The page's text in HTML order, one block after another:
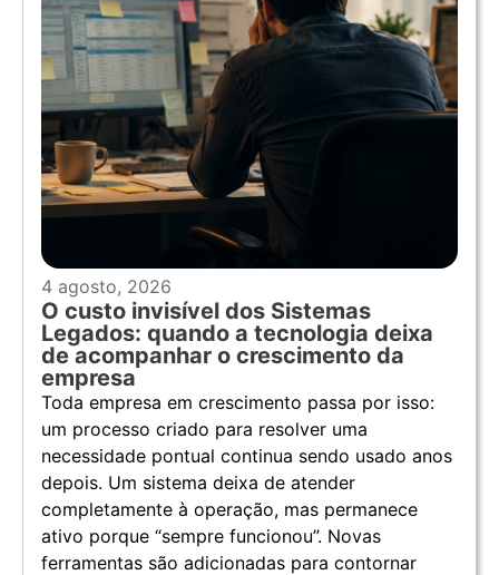
4 agosto, 2026
O custo invisível dos Sistemas
Legados: quando a tecnologia deixa
de acompanhar o crescimento da
empresa
Toda empresa em crescimento passa por isso:
um processo criado para resolver uma
necessidade pontual continua sendo usado anos
depois. Um sistema deixa de atender
completamente à operação, mas permanece
ativo porque “sempre funcionou”. Novas
ferramentas são adicionadas para contornar